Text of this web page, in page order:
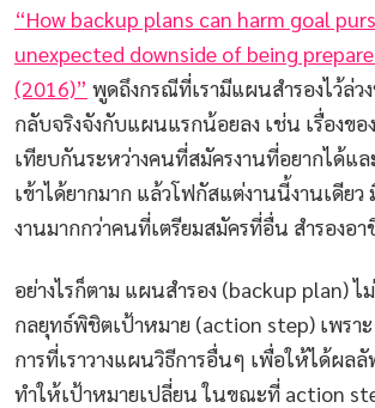
“How backup plans can harm goal
unexpected downside of being
(2016)” พูดถึงกรณีที่เรามีแผนสำรองไว้ล่ว
กลับจริงจังกับแผนแรกน้อยลง เช่น เรื่องขอ
เทียบกันระหว่างคนที่สมัครงานที่อยากได้แล
เข้าได้ยากมาก แล้วโฟกัสแต่งานนี้งานเดียว
งานมากกว่าคนที่เตรียมสมัครที่อื่น สำรองอ
อย่างไรก็ตาม แผนสำรอง (backup plan)
กลยุทธ์พิชิตเป้าหมาย (action step) เพรา
การที่เราวางแผนวิธีการอื่นๆ เพื่อให้ได้ผล
ทำให้เป้าหมายเปลี่ยน ในขณะที่ action